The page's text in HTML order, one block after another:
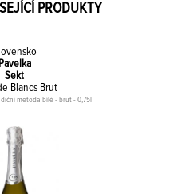
PRODUKTY
Pavelka
Sekt
Blancs Brut
metoda bílé - brut - 0,75l